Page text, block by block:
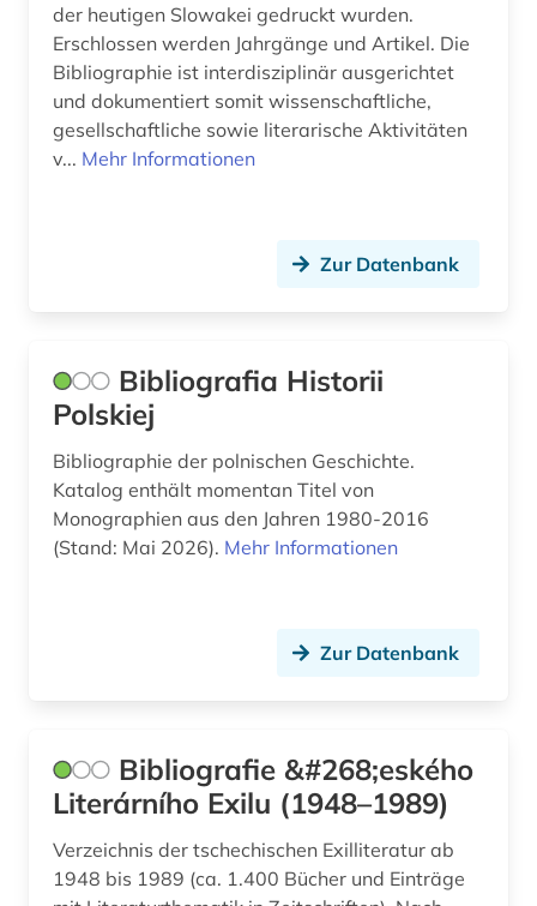
open access (2)
opposition (1)
oral history (1)
ostrovskij (2)
perestroika (1)
personenname (2)
philologie (3)
philosophie (3)
phonetik (2)
der heutigen Slowakei gedruckt wurden.
Erschlossen werden Jahrgänge und Artikel. Die
Bibliographie ist interdisziplinär ausgerichtet
und dokumentiert somit wissenschaftliche,
gesellschaftliche sowie literarische Aktivitäten
v... Mehr Informationen
Zur Datenbank
Bibliografia Historii
Polskiej
Bibliographie der polnischen Geschichte.
Katalog enthält momentan Titel von
Monographien aus den Jahren 1980-2016
(Stand: Mai 2026). Mehr Informationen
Zur Datenbank
Bibliografie &#268;eského
Literárního Exilu (1948–1989)
Verzeichnis der tschechischen Exilliteratur ab
1948 bis 1989 (ca. 1.400 Bücher und Einträge